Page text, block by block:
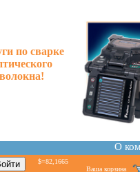
по сварке
волокна!
О
$=82,1665
Ваша корзина